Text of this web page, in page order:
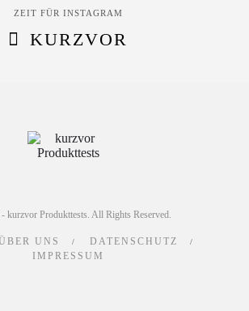
ZEIT FÜR INSTAGRAM
KURZVOR
kurzvor Produkttests. All Rights Reserved.
UNS
DATENSCHUTZ
IMPRESSUM